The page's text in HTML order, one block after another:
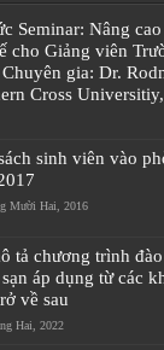
Seminar: Nâng
cho Giảng viên
gia: Dr.
Cross
sinh viên vào
Mười Hai, 2016
tả chương trình
áp dụng từ các
về sau
Hai, 2022